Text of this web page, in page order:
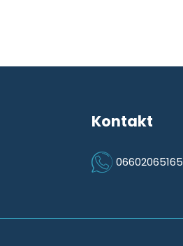
Kontakt
Icon Phone
06602065165